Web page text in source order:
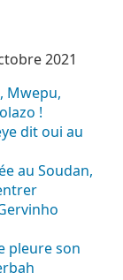
2021
Mwepu,
!
dit oui au
au Soudan,
pleure son